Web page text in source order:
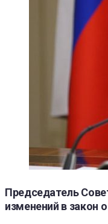
Председатель
изменений в закон